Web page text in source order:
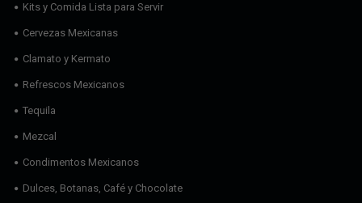
Kits y Comida Lista para Servir
Cervezas Mexicanas
Clamato y Kermato
Refrescos Mexicanos
Tequila
Mezcal
Condimentos Mexicanos
Dulces, Botanas, Café y Chocolate